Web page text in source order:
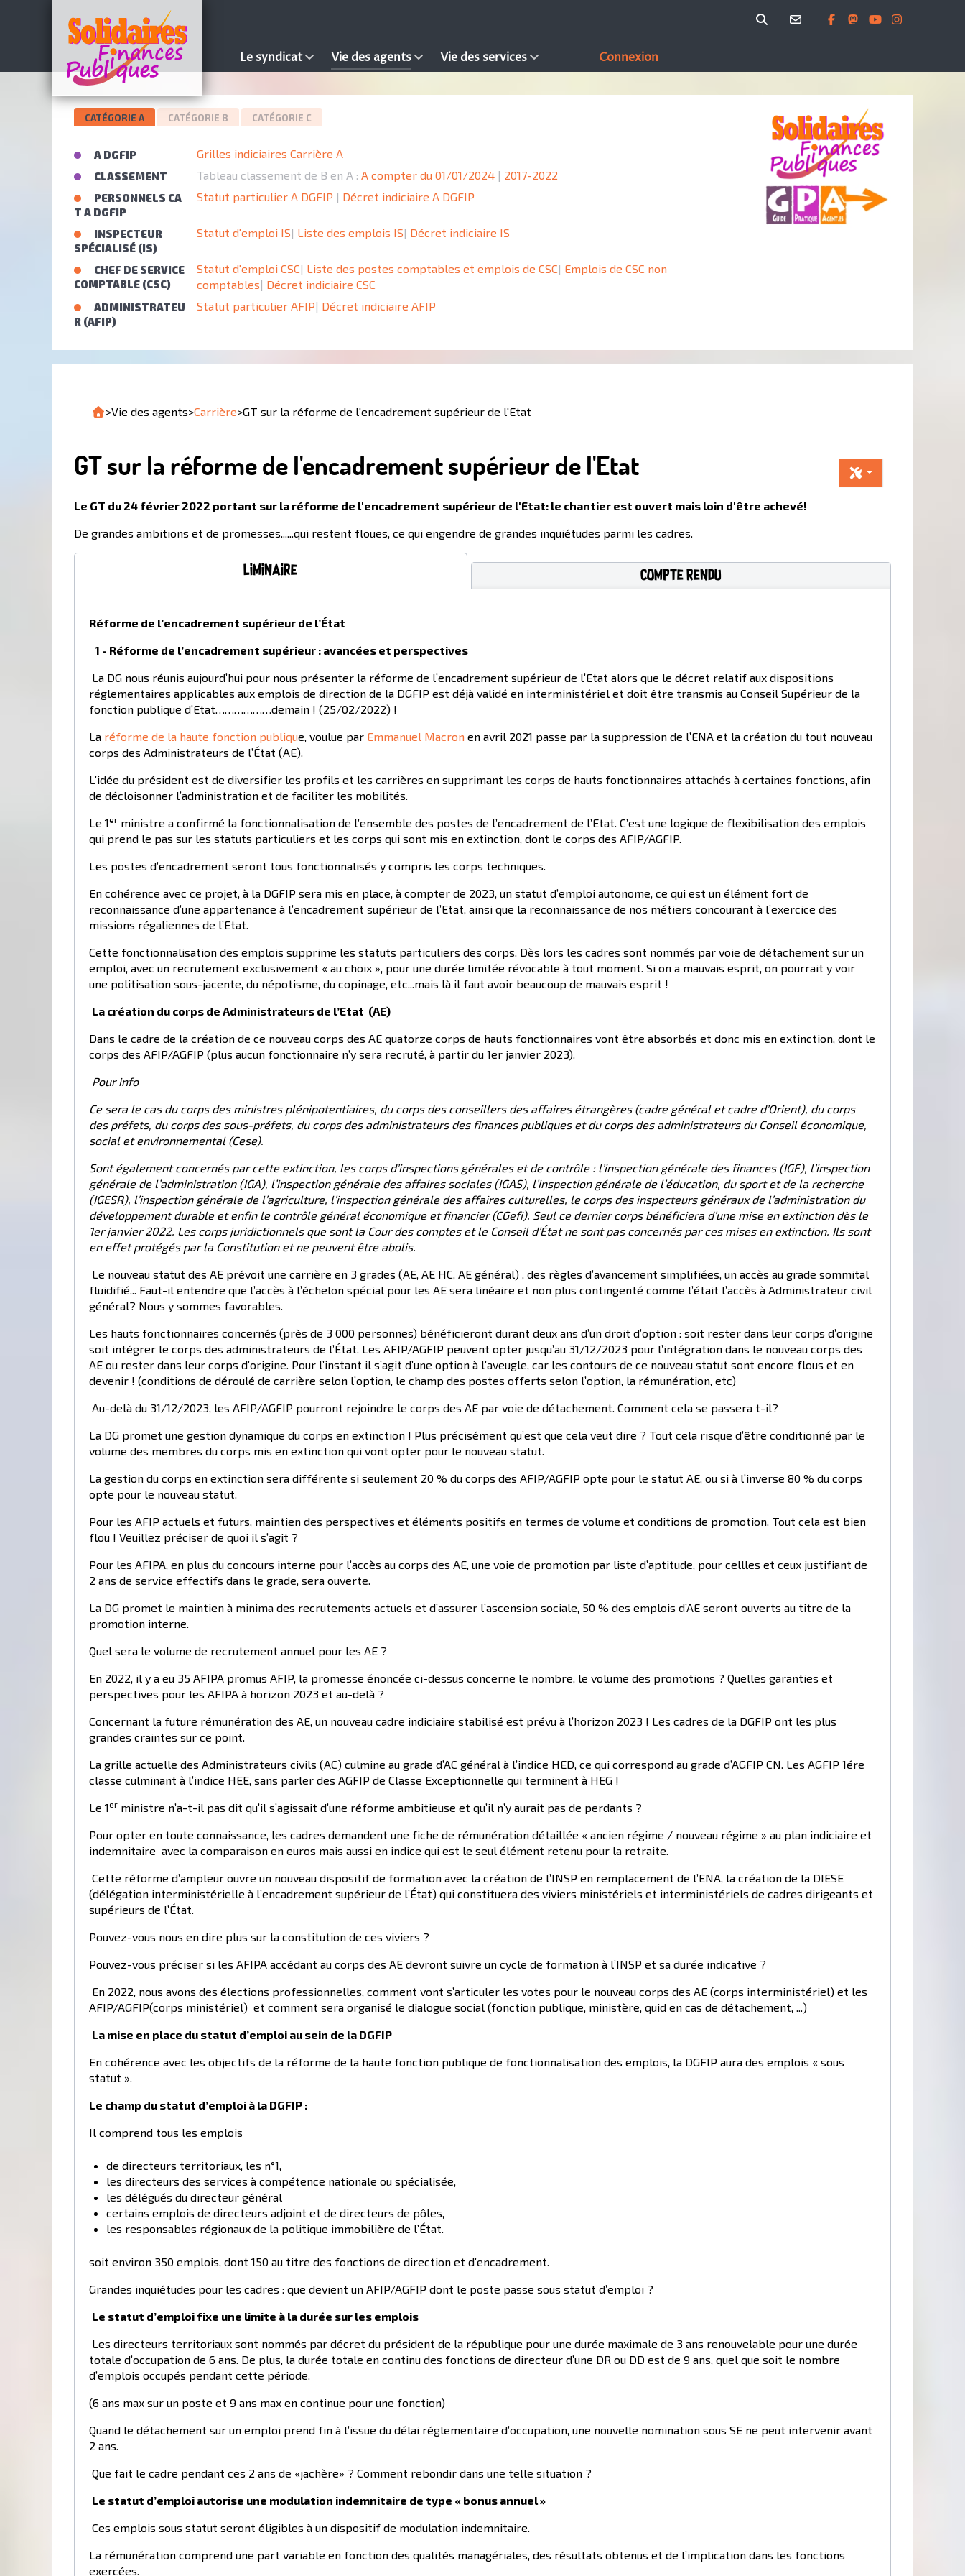
Le syndicat Vie des agents Vie des services Connexion
CATÉGORIE A CATÉGORIE B CATÉGORIE C
A DGFIP Grilles indiciaires Carrière A
CLASSEMENT Tableau classement de B en A : A compter du 01/01/2024| 2017-2022
PERSONNELS CA
T A DGFIP
Statut particulier A DGFIP | Décret indiciaire A DGFIP
INSPECTEUR
SPÉCIALISÉ (IS)
Statut d'emploi IS| Liste des emplois IS| Décret indiciaire IS
CHEF DE SERVICE
COMPTABLE (CSC)
Statut d'emploi CSC| Liste des postes comptables et emplois de CSC| Emplois de CSC non
comptables| Décret indiciaire CSC
ADMINISTRATEU
R (AFIP)
Statut particulier AFIP| Décret indiciaire AFIP
>Vie des agents>Carrière>GT sur la réforme de l'encadrement supérieur de l'Etat
GT sur la réforme de l'encadrement supérieur de l'Etat
Le GT du 24 février 2022 portant sur la réforme de l'encadrement supérieur de l'Etat: le chantier est ouvert mais loin d'être achevé!
De grandes ambitions et de promesses......qui restent floues, ce qui engendre de grandes inquiétudes parmi les cadres.
Liminaire Compte Rendu
Réforme de l’encadrement supérieur de l’État
1 - Réforme de l’encadrement supérieur : avancées et perspectives
La DG nous réunis aujourd’hui pour nous présenter la réforme de l’encadrement supérieur de l’Etat alors que le décret relatif aux dispositions
réglementaires applicables aux emplois de direction de la DGFIP est déjà validé en interministériel et doit être transmis au Conseil Supérieur de la
fonction publique d’Etat………………demain ! (25/02/2022) !
La réforme de la haute fonction publique, voulue par Emmanuel Macron en avril 2021 passe par la suppression de l’ENA et la création du tout nouveau
corps des Administrateurs de l’État (AE).
L’idée du président est de diversifier les profils et les carrières en supprimant les corps de hauts fonctionnaires attachés à certaines fonctions, afin
de décloisonner l’administration et de faciliter les mobilités.
Le 1er ministre a confirmé la fonctionnalisation de l’ensemble des postes de l’encadrement de l’Etat. C’est une logique de flexibilisation des emplois
qui prend le pas sur les statuts particuliers et les corps qui sont mis en extinction, dont le corps des AFIP/AGFIP.
Les postes d’encadrement seront tous fonctionnalisés y compris les corps techniques.
En cohérence avec ce projet, à la DGFIP sera mis en place, à compter de 2023, un statut d’emploi autonome, ce qui est un élément fort de
reconnaissance d’une appartenance à l’encadrement supérieur de l’Etat, ainsi que la reconnaissance de nos métiers concourant à l’exercice des
missions régaliennes de l’Etat.
Cette fonctionnalisation des emplois supprime les statuts particuliers des corps. Dès lors les cadres sont nommés par voie de détachement sur un
emploi, avec un recrutement exclusivement « au choix », pour une durée limitée révocable à tout moment. Si on a mauvais esprit, on pourrait y voir
une politisation sous-jacente, du népotisme, du copinage, etc...mais là il faut avoir beaucoup de mauvais esprit !
La création du corps de Administrateurs de l’Etat (AE)
Dans le cadre de la création de ce nouveau corps des AE quatorze corps de hauts fonctionnaires vont être absorbés et donc mis en extinction, dont le
corps des AFIP/AGFIP (plus aucun fonctionnaire n’y sera recruté, à partir du 1er janvier 2023).
Pour info
Ce sera le cas du corps des ministres plénipotentiaires, du corps des conseillers des affaires étrangères (cadre général et cadre d’Orient), du corps
des préfets, du corps des sous-préfets, du corps des administrateurs des finances publiques et du corps des administrateurs du Conseil économique,
social et environnemental (Cese).
Sont également concernés par cette extinction, les corps d’inspections générales et de contrôle : l’inspection générale des finances (IGF), l’inspection
générale de l’administration (IGA), l’inspection générale des affaires sociales (IGAS), l’inspection générale de l’éducation, du sport et de la recherche
(IGESR), l’inspection générale de l’agriculture, l’inspection générale des affaires culturelles, le corps des inspecteurs généraux de l’administration du
développement durable et enfin le contrôle général économique et financier (CGefi). Seul ce dernier corps bénéficiera d’une mise en extinction dès le
1er janvier 2022. Les corps juridictionnels que sont la Cour des comptes et le Conseil d’État ne sont pas concernés par ces mises en extinction. Ils sont
en effet protégés par la Constitution et ne peuvent être abolis.
Le nouveau statut des AE prévoit une carrière en 3 grades (AE, AE HC, AE général) , des règles d’avancement simplifiées, un accès au grade sommital
fluidifié... Faut-il entendre que l’accès à l’échelon spécial pour les AE sera linéaire et non plus contingenté comme l’était l’accès à Administrateur civil
général? Nous y sommes favorables.
Les hauts fonctionnaires concernés (près de 3 000 personnes) bénéficieront durant deux ans d’un droit d’option : soit rester dans leur corps d’origine
soit intégrer le corps des administrateurs de l’État. Les AFIP/AGFIP peuvent opter jusqu’au 31/12/2023 pour l’intégration dans le nouveau corps des
AE ou rester dans leur corps d’origine. Pour l’instant il s’agit d’une option à l’aveugle, car les contours de ce nouveau statut sont encore flous et en
devenir ! (conditions de déroulé de carrière selon l’option, le champ des postes offerts selon l’option, la rémunération, etc)
Au-delà du 31/12/2023, les AFIP/AGFIP pourront rejoindre le corps des AE par voie de détachement. Comment cela se passera t-il?
La DG promet une gestion dynamique du corps en extinction ! Plus précisément qu’est que cela veut dire ? Tout cela risque d’être conditionné par le
volume des membres du corps mis en extinction qui vont opter pour le nouveau statut.
La gestion du corps en extinction sera différente si seulement 20 % du corps des AFIP/AGFIP opte pour le statut AE, ou si à l’inverse 80 % du corps
opte pour le nouveau statut.
Pour les AFIP actuels et futurs, maintien des perspectives et éléments positifs en termes de volume et conditions de promotion. Tout cela est bien
flou ! Veuillez préciser de quoi il s’agit ?
Pour les AFIPA, en plus du concours interne pour l’accès au corps des AE, une voie de promotion par liste d’aptitude, pour cellles et ceux justifiant de
2 ans de service effectifs dans le grade, sera ouverte.
La DG promet le maintien à minima des recrutements actuels et d’assurer l’ascension sociale, 50 % des emplois d’AE seront ouverts au titre de la
promotion interne.
Quel sera le volume de recrutement annuel pour les AE ?
En 2022, il y a eu 35 AFIPA promus AFIP, la promesse énoncée ci-dessus concerne le nombre, le volume des promotions ? Quelles garanties et
perspectives pour les AFIPA à horizon 2023 et au-delà ?
Concernant la future rémunération des AE, un nouveau cadre indiciaire stabilisé est prévu à l’horizon 2023 ! Les cadres de la DGFIP ont les plus
grandes craintes sur ce point.
La grille actuelle des Administrateurs civils (AC) culmine au grade d’AC général à l’indice HED, ce qui correspond au grade d’AGFIP CN. Les AGFIP 1ére
classe culminant à l’indice HEE, sans parler des AGFIP de Classe Exceptionnelle qui terminent à HEG !
Le 1er ministre n’a-t-il pas dit qu’il s’agissait d’une réforme ambitieuse et qu’il n’y aurait pas de perdants ?
Pour opter en toute connaissance, les cadres demandent une fiche de rémunération détaillée « ancien régime / nouveau régime » au plan indiciaire et
indemnitaire avec la comparaison en euros mais aussi en indice qui est le seul élément retenu pour la retraite.
Cette réforme d’ampleur ouvre un nouveau dispositif de formation avec la création de l’INSP en remplacement de l’ENA, la création de la DIESE
(délégation interministérielle à l’encadrement supérieur de l’État) qui constituera des viviers ministériels et interministériels de cadres dirigeants et
supérieurs de l’État.
Pouvez-vous nous en dire plus sur la constitution de ces viviers ?
Pouvez-vous préciser si les AFIPA accédant au corps des AE devront suivre un cycle de formation à l’INSP et sa durée indicative ?
En 2022, nous avons des élections professionnelles, comment vont s’articuler les votes pour le nouveau corps des AE (corps interministériel) et les
AFIP/AGFIP(corps ministériel) et comment sera organisé le dialogue social (fonction publique, ministère, quid en cas de détachement, ...)
La mise en place du statut d’emploi au sein de la DGFIP
En cohérence avec les objectifs de la réforme de la haute fonction publique de fonctionnalisation des emplois, la DGFIP aura des emplois « sous
statut ».
Le champ du statut d’emploi à la DGFIP :
Il comprend tous les emplois
de directeurs territoriaux, les n°1,
les directeurs des services à compétence nationale ou spécialisée,
les délégués du directeur général
certains emplois de directeurs adjoint et de directeurs de pôles,
les responsables régionaux de la politique immobilière de l’État.
soit environ 350 emplois, dont 150 au titre des fonctions de direction et d’encadrement.
Grandes inquiétudes pour les cadres : que devient un AFIP/AGFIP dont le poste passe sous statut d’emploi ?
Le statut d’emploi fixe une limite à la durée sur les emplois
Les directeurs territoriaux sont nommés par décret du président de la république pour une durée maximale de 3 ans renouvelable pour une durée
totale d’occupation de 6 ans. De plus, la durée totale en continu des fonctions de directeur d’une DR ou DD est de 9 ans, quel que soit le nombre
d’emplois occupés pendant cette période.
(6 ans max sur un poste et 9 ans max en continue pour une fonction)
Quand le détachement sur un emploi prend fin à l’issue du délai réglementaire d’occupation, une nouvelle nomination sous SE ne peut intervenir avant
2 ans.
Que fait le cadre pendant ces 2 ans de «jachère» ? Comment rebondir dans une telle situation ?
Le statut d’emploi autorise une modulation indemnitaire de type « bonus annuel »
Ces emplois sous statut seront éligibles à un dispositif de modulation indemnitaire.
La rémunération comprend une part variable en fonction des qualités managériales, des résultats obtenus et de l’implication dans les fonctions
exercées.